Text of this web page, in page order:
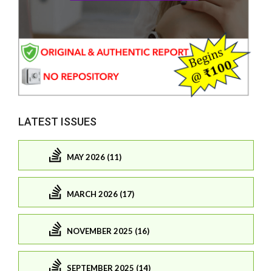
LATEST ISSUES
MAY 2026 (11)
MARCH 2026 (17)
NOVEMBER 2025 (16)
SEPTEMBER 2025 (14)